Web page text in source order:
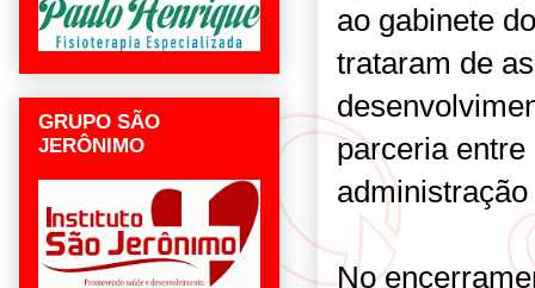
ao gabinete
trataram de
parceria entre
No
GRUPO SÃO
JERÔNIMO